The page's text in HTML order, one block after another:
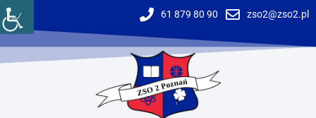
61 879 80 90 zso2@zso2.pl